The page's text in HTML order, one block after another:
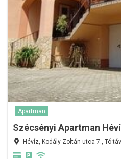
Apartman
Szécsényi Apartman
Hévíz, Kodály Zoltán utca 7., Tó